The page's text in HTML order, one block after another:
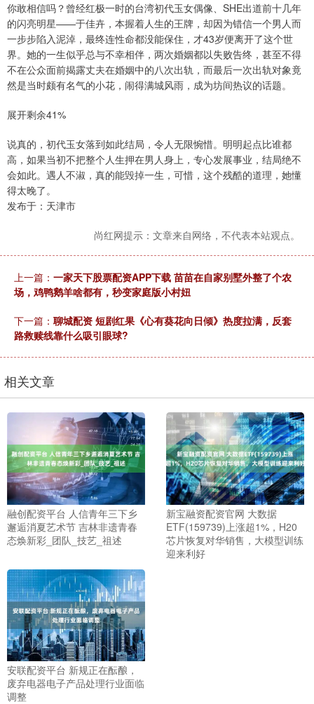
你敢相信吗？曾经红极一时的台湾初代玉女偶像、SHE出道前十几年
的闪亮明星——于佳卉，本握着人生的王牌，却因为错信一个男人而
一步步陷入泥淖，最终连性命都没能保住，才43岁便离开了这个世
界。她的一生似乎总与不幸相伴，两次婚姻都以失败告终，甚至不得
不在公众面前揭露丈夫在婚姻中的八次出轨，而最后一次出轨对象竟
然是当时颇有名气的小花，闹得满城风雨，成为坊间热议的话题。
展开剩余41%
说真的，初代玉女落到如此结局，令人无限惋惜。明明起点比谁都
高，如果当初不把整个人生押在男人身上，专心发展事业，结局绝不
会如此。遇人不淑，真的能毁掉一生，可惜，这个残酷的道理，她懂
得太晚了。
发布于：天津市
尚红网提示：文章来自网络，不代表本站观点。
上一篇： 一家天下股票配资APP下载 苗苗在自家别墅外整了个农
场，鸡鸭鹅羊啥都有，秒变家庭版小村妞
下一篇： 聊城配资 短剧红果《心有葵花向日倾》热度拉满，反套
路救赎线靠什么吸引眼球?
相关文章
融创配资平台 人信青年三下乡
邂逅消夏艺术节 吉林非遗青春
态焕新彩_团队_技艺_祖述
新宝融资配资官网 大数据
ETF(159739)上涨超1%，H20
芯片恢复对华销售，大模型训练
迎来利好
安联配资平台 新规正在酝酿，
废弃电器电子产品处理行业面临
调整